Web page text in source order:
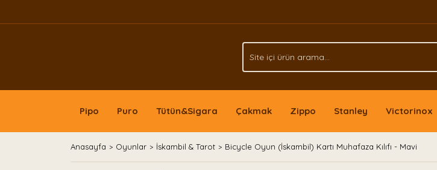
Pipo Puro Tütün&Sigara Çakmak Zippo Stanley Victorinox
Anasayfa Oyunlar İskambil & Tarot Bicycle Oyun (İskambil) Kartı Muhafaza Kılıfı - Mavi